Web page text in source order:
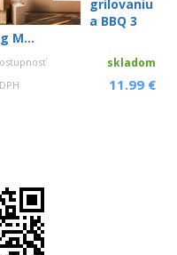
grilovaniu
a BBQ 3
M...
skladom
11.99 €